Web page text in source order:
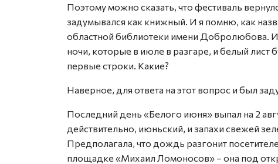
Поэтому можно сказать, что фестиваль
задумывался как книжный. И я помню, как
областной библиотеки имени Добролюбова. И
ночи, которые в июле в разгаре, и белый лист
первые строки. Какие?
Наверное, для ответа на этот вопрос и был
Последний день «Белого июня» выпал на 2
действительно, июньский, и запахи свежей
Предполагала, что дождь разгонит
площадке «Михаил Ломоносов» – она под